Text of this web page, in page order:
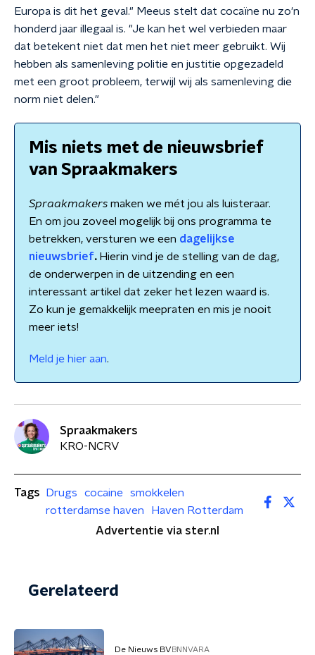
Europa is dit het geval." Meeus stelt dat cocaïne nu zo'n
honderd jaar illegaal is. "Je kan het wel verbieden maar
dat betekent niet dat men het niet meer gebruikt. Wij
hebben als samenleving politie en justitie opgezadeld
met een groot probleem, terwijl wij als samenleving die
norm niet delen."
Mis niets met de nieuwsbrief
van Spraakmakers
Spraakmakers maken we mét jou als luisteraar.
En om jou zoveel mogelijk bij ons programma te
betrekken, versturen we een dagelijkse
nieuwsbrief.Hierin vind je de stelling van de dag,
de onderwerpen in de uitzending en een
interessant artikel dat zeker het lezen waard is.
Zo kun je gemakkelijk meepraten en mis je nooit
meer iets!
Meld je hier aan.
Spraakmakers
KRO-NCRV
Tags Drugs cocaine
smokkelen
rotterdamse haven
Haven Rotterdam
Advertentie via ster.nl
Gerelateerd
De Nieuws BV BNNVARA